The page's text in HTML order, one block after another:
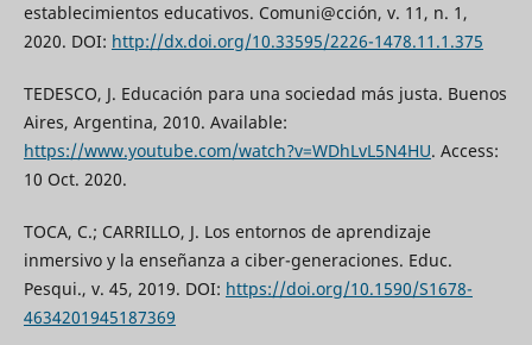
establecimientos educativos. Comuni@cción, v. 11, n. 1,
2020. DOI: http://dx.doi.org/10.33595/2226-1478.11.1.375
TEDESCO, J. Educación para una sociedad más justa. Buenos
Aires, Argentina, 2010. Available:
https://www.youtube.com/watch?v=WDhLvL5N4HU. Access:
10 Oct. 2020.
TOCA, C.; CARRILLO, J. Los entornos de aprendizaje
inmersivo y la enseñanza a ciber-generaciones. Educ.
Pesqui., v. 45, 2019. DOI: https://doi.org/10.1590/S1678-
4634201945187369